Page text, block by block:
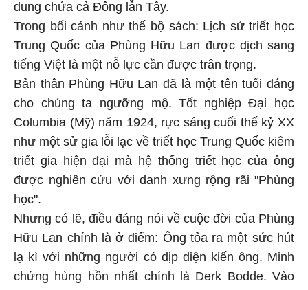
dung chứa cả Đông lẫn Tây.
Trong bối cảnh như thế bộ sách: Lịch sử triết học
Trung Quốc của Phùng Hữu Lan được dịch sang
tiếng Việt là một nỗ lực cần được trân trọng.
Bản thân Phùng Hữu Lan đã là một tên tuổi đáng
cho chúng ta ngưỡng mộ. Tốt nghiệp Đại học
Columbia (Mỹ) năm 1924, rực sáng cuối thế kỷ XX
như một sử gia lỗi lạc về triết học Trung Quốc kiêm
triết gia hiện đại mà hệ thống triết học của ông
được nghiên cứu với danh xưng rộng rãi "Phùng
học".
Nhưng có lẽ, điều đáng nói về cuộc đời của Phùng
Hữu Lan chính là ở điểm: Ông tỏa ra một sức hút
lạ kì với những người có dịp diện kiến ông. Minh
chứng hùng hồn nhất chính là Derk Bodde. Vào